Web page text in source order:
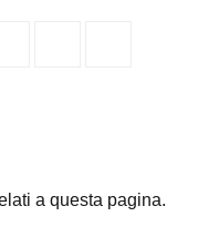
a questa pagina.